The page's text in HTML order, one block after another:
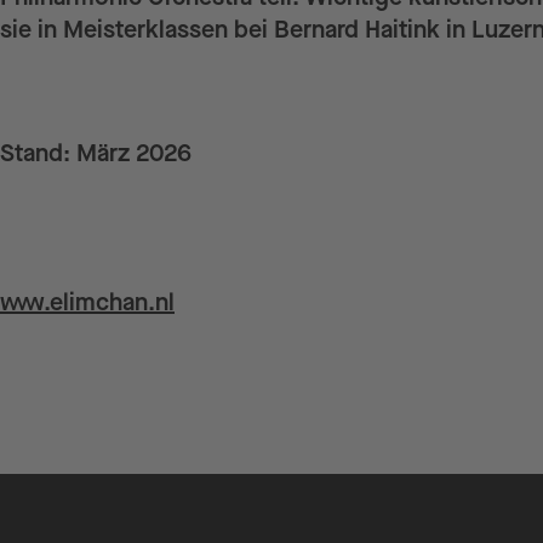
sie in Meisterklassen bei Bernard Haitink in
Stand: März 2026
Weiterführende Links
www.elimchan.nl